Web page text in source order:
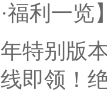
利一览
别版本
即领！